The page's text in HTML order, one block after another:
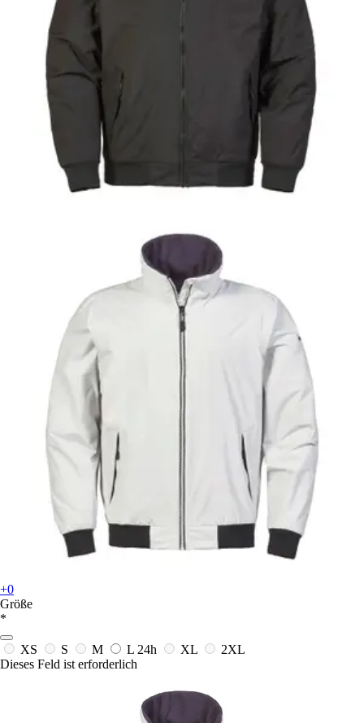
+0
Größe
*
XS S M L 24h XL
2XL
Dieses Feld ist erforderlich